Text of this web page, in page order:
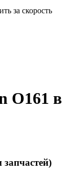
за скорость
O161 в
запчастей)